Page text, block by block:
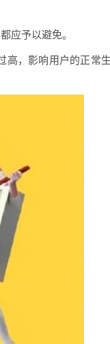
应予以避免。
高，影响用户的正常